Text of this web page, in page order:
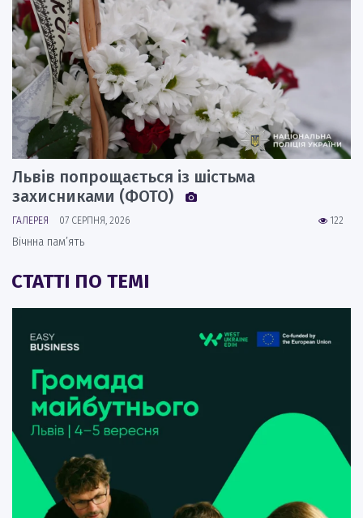
Львів попрощається із шістьма
захисниками (ФОТО)
122
ГАЛЕРЕЯ 07 СЕРПНЯ, 2026
Вічнна пам’ять
СТАТТІ ПО ТЕМІ